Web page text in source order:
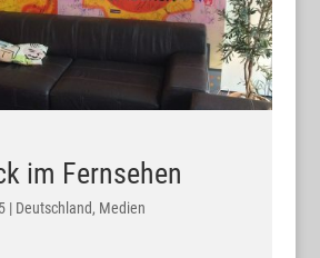
im Fernsehen
| Deutschland, Medien